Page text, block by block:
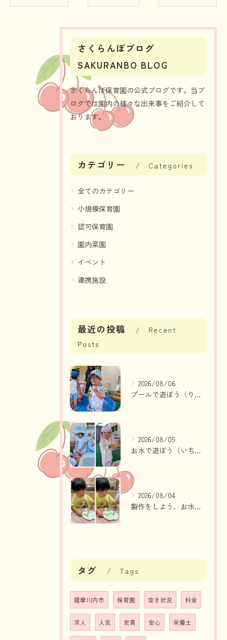
さくらんぼブログ
SAKURANBO BLOG
さくらんぼ保育園の公式ブログです。当ブ
ログでは園内の様々な出来事をご紹介して
おります。
カテゴリー Categories
全てのカテゴリー
小規模保育園
認可保育園
園内菜園
イベント
連携施設
最近の投稿
Recent
Posts
2026/08/06
プールで遊ぼう（りんご組、いちご組）
2026/08/05
お水で遊ぼう（いちご組・りんご組）
2026/08/04
製作をしよう、お水遊び（りんご組、いちご組）
タグ Tags
薩摩川内市 保育園 空き状況 料金
求人 人気 定員 安心 栄養士